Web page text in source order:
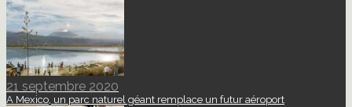
21 septembre 2020
A Mexico, un parc naturel géant remplace un futur aéroport